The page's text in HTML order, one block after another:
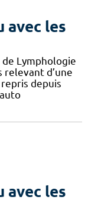
avec les
Lymphologie
relevant d’une
depuis
avec les